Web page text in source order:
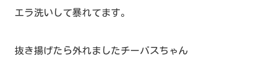
エラ洗いして暴れてます。
抜き揚げたら外れましたチーバスちゃん